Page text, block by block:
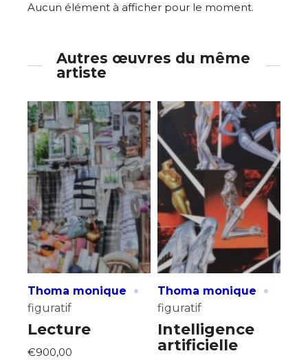
Aucun élément à afficher pour le moment.
Autres œuvres du même
artiste
Thoma monique ·
figuratif
Lecture
€900,00
Thoma monique ·
figuratif
Intelligence
artificielle